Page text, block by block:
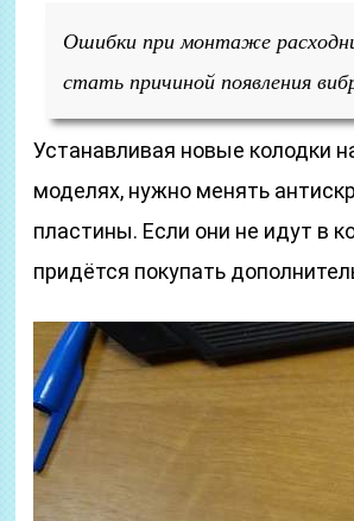
Ошибки при монтаже
стать причиной появления
Устанавливая новые колодки
моделях, нужно менять
пластины. Если они не идут в
придётся покупать